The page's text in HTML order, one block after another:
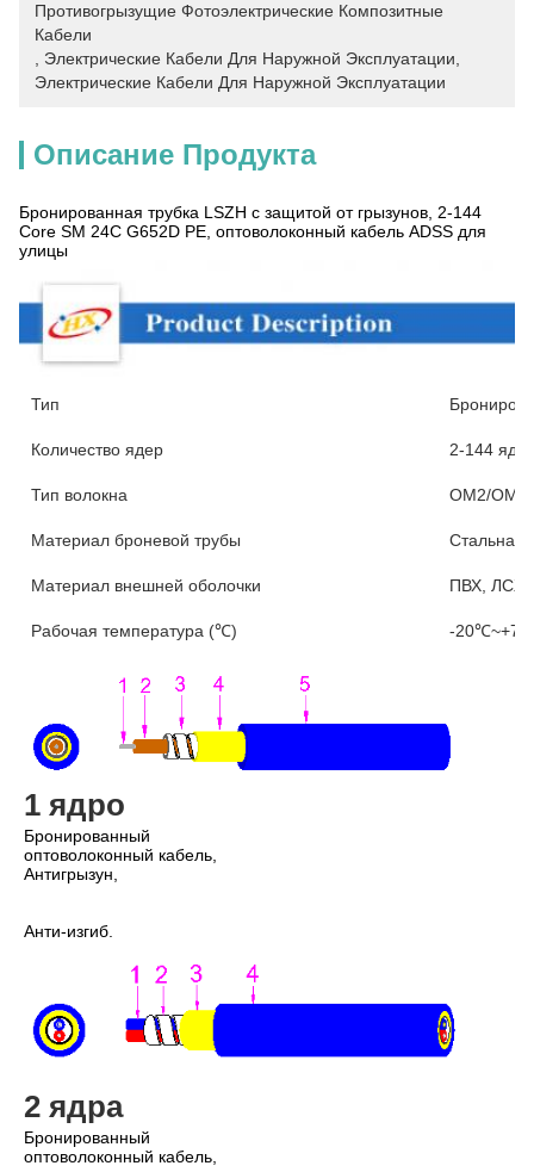
Противогрызущие Фотоэлектрические Композитные
Кабели
Электрические Кабели Для Наружной Эксплуатации
Электрические Кабели Для Наружной Эксплуатации
Описание Продукта
Бронированная трубка LSZH с защитой от грызунов, 2-144
Core SM 24C G652D PE, оптоволоконный кабель ADSS для
улицы
Тип
Количество ядер 2-144
Тип волокна ОМ2/ОМ3/
Материал броневой трубы Стальная
Материал внешней оболочки ПВХ,
Рабочая температура (℃) -
1 ядро
Бронированный
оптоволоконный кабель,
Антигрызун,
Анти-изгиб.
2 ядра
Бронированный
оптоволоконный кабель,